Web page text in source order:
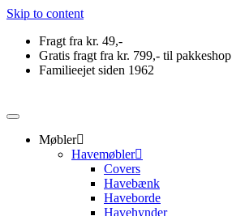
Skip to content
Fragt fra kr. 49,-
Gratis fragt fra kr. 799,- til pakkeshop
Familieejet siden 1962
Møbler
Havemøbler
Covers
Havebænk
Haveborde
Havehynder